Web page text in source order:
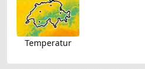
Temperatur